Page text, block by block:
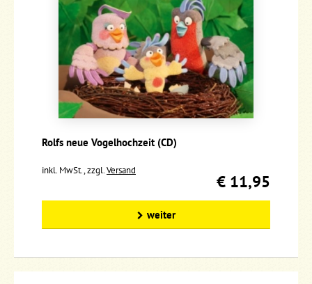
Rolfs neue Vogelhochzeit (CD)
inkl. MwSt., zzgl.Versand
€ 11,95
weiter